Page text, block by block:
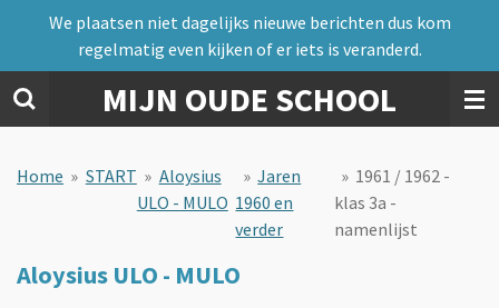
naar
de
hoofdinhoud
MIJN OUDE SCHOOL
We plaatsen niet dagelijks nieuwe berichten dus kom
regelmatig even kijken of er iets is veranderd.
Home » START » Aloysius
ULO - MULO
» Jaren
1960 en
verder
» 1961 / 1962 -
klas 3a -
namenlijst
Aloysius ULO - MULO